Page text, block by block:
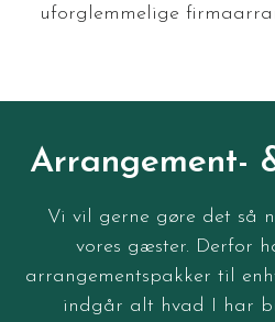
uforglemmelige
Arrangement-
Vi vil gerne gøre det så
vores gæster. Derfor
arrangementspakker til
indgår alt hvad I har